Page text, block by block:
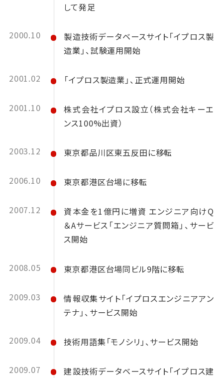
して発足
2000.10
製造技術データベースサイト「イプロス製
造業」、試験運用開始
2001.02 「イプロス製造業」、正式運用開始
2001.10
株式会社イプロス設立（株式会社キーエ
ンス100%出資）
2003.12 東京都品川区東五反田に移転
2006.10 東京都港区台場に移転
2007.12
資本金を1億円に増資 エンジニア向けQ
＆Aサービス「エンジニア質問箱」、サービ
ス開始
2008.05 東京都港区台場同ビル9階に移転
2009.03
情報収集サイト「イプロスエンジニアアン
テナ」、サービス開始
2009.04 技術用語集「モノシリ」、サービス開始
2009.07
建設技術データベースサイト「イプロス建